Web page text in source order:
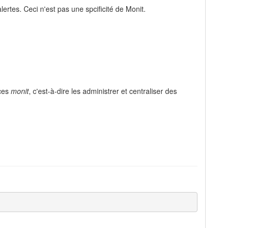
Ceci n'est pas une spcificité de Monit.
monit, c'est-à-dire les administrer et centraliser des